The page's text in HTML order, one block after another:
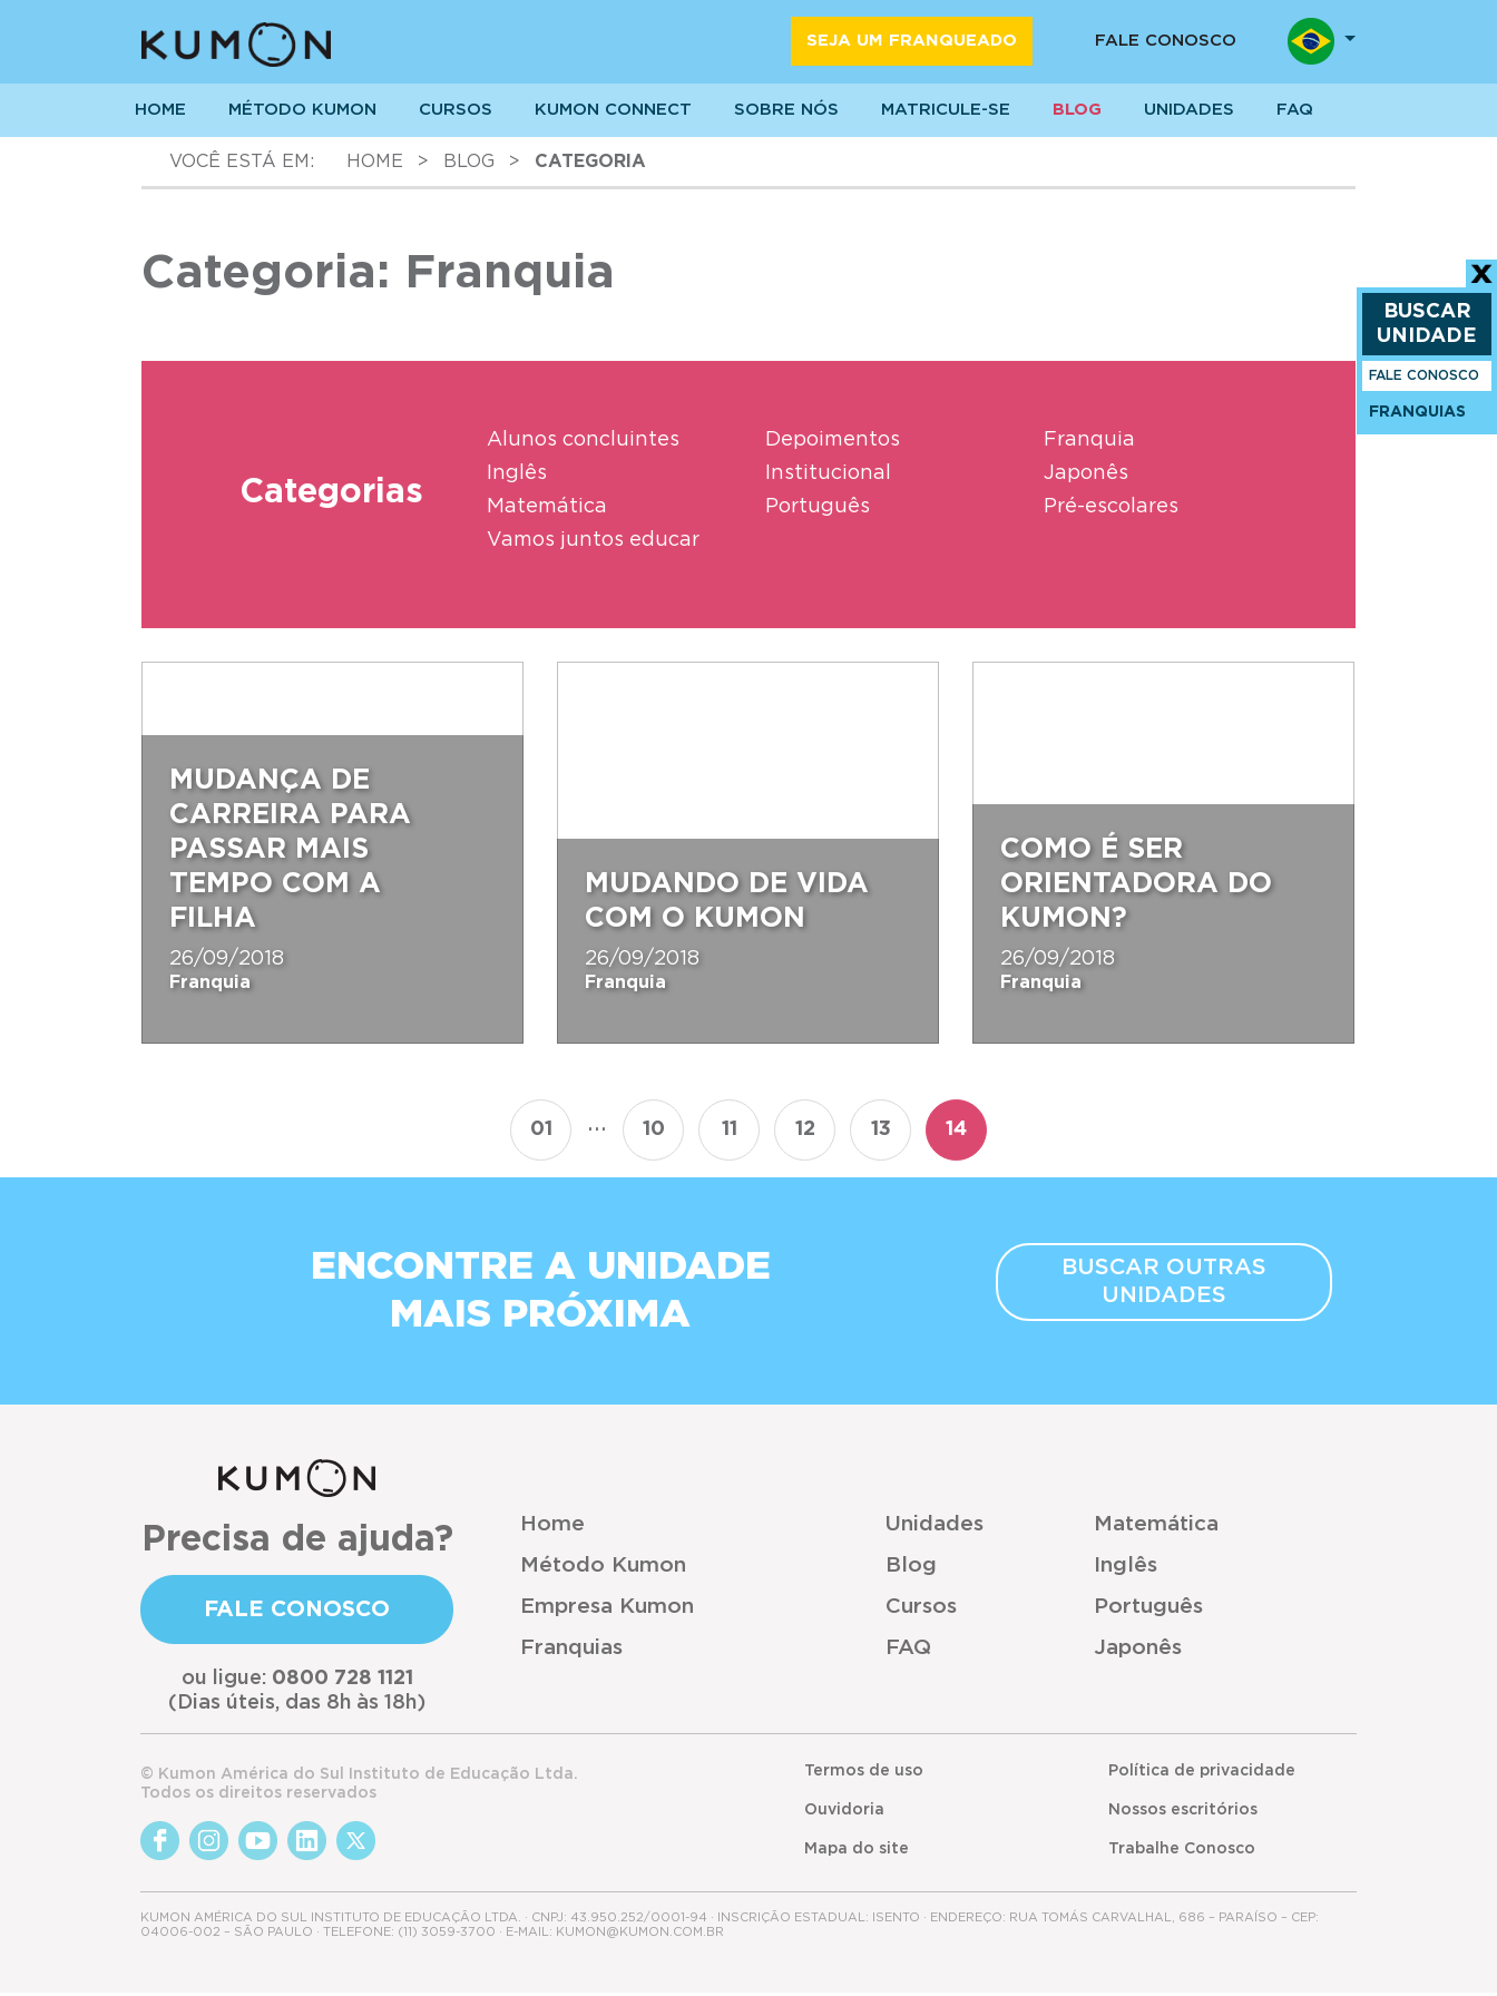
SEJA UM FRANQUEADO FALE CONOSCO
HOME MÉTODO KUMON CURSOS KUMON CONNECT SOBRE NÓS MATRICULE-SE BLOG UNIDADES FAQ
VOCÊ ESTÁ EM: HOME > BLOG > CATEGORIA
Categoria: Franquia
Categorias
Alunos concluintes
Inglês
Matemática
Vamos juntos educar
Depoimentos
Institucional
Português
Franquia
Japonês
Pré-escolares
MUDANÇA DE
CARREIRA PARA
PASSAR MAIS
TEMPO COM A
FILHA
26/09/2018
Franquia
MUDANDO DE VIDA
COM O KUMON
26/09/2018
Franquia
COMO É SER
ORIENTADORA DO
KUMON?
26/09/2018
Franquia
01 ... 10 11 12 13 14
BUSCAR
UNIDADE
FALE CONOSCO
FRANQUIAS
ENCONTRE A UNIDADE
MAIS PRÓXIMA
BUSCAR OUTRAS
UNIDADES
Precisa de ajuda?
FALE CONOSCO
ou ligue: 0800 728 1121
(Dias úteis, das 8h às 18h)
Home Unidades
Matemática
Método Kumon
Blog
Inglês
Empresa Kumon
Cursos
Português
Franquias
FAQ Japonês
© Kumon América do Sul Instituto de Educação Ltda.
Todos os direitos reservados
Termos de uso
Ouvidoria
Mapa do site
Política de privacidade
Nossos escritórios
Trabalhe Conosco
KUMON AMÉRICA DO SUL INSTITUTO DE EDUCAÇÃO LTDA. · CNPJ: 43.950.252/0001-94 · INSCRIÇÃO ESTADUAL: ISENTO · ENDEREÇO: RUA TOMÁS CARVALHAL, 686 – PARAÍSO – CEP:
04006-002 – SÃO PAULO · TELEFONE: (11) 3059-3700 · E-MAIL: KUMON@KUMON.COM.BR